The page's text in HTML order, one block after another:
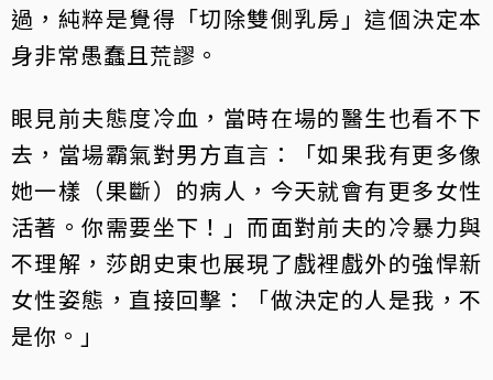
過，純粹是覺得「切除雙側乳房」這個決定本
身非常愚蠢且荒謬。
眼見前夫態度冷血，當時在場的醫生也看不下
去，當場霸氣對男方直言：「如果我有更多像
她一樣（果斷）的病人，今天就會有更多女性
活著。你需要坐下！」而面對前夫的冷暴力與
不理解，莎朗史東也展現了戲裡戲外的強悍新
女性姿態，直接回擊：「做決定的人是我，不
是你。」